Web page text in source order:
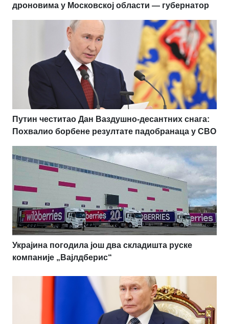
дроновима у Московској области — губернатор
Путин честитао Дан Ваздушно-десантних снага:
Похвалио борбене резултате падобранаца у СВО
Украјина погодила још два складишта руске
компаније „Вајлдберис“